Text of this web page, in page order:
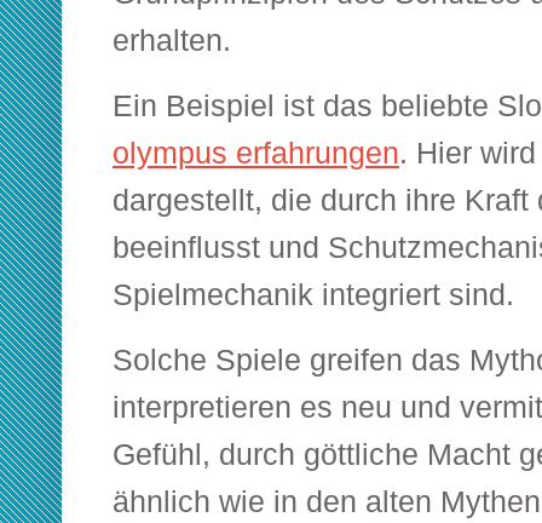
erhalten.
Ein Beispiel ist das beliebte
olympus erfahrungen. Hier
dargestellt, die durch ihre Kraft
beeinflusst und
Spielmechanik integriert sind.
Solche Spiele greifen das
interpretieren es neu und
Gefühl, durch göttliche Macht
ähnlich wie in den alten